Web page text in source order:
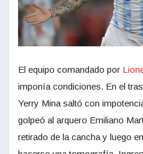
El equipo comandado por
imponía condiciones. En el
Yerry Mina saltó con
golpeó al arquero Emiliano
retirado de la cancha y luego